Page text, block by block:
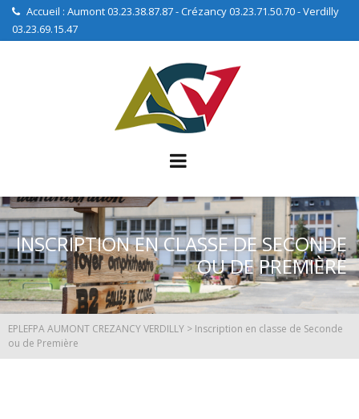
Accueil : Aumont 03.23.38.87.87 - Crézancy 03.23.71.50.70 - Verdilly
03.23.69.15.47
INSCRIPTION EN CLASSE DE SECONDE
OU DE PREMIÈRE
EPLEFPA AUMONT CREZANCY VERDILLY > Inscription en classe de Seconde
ou de Première